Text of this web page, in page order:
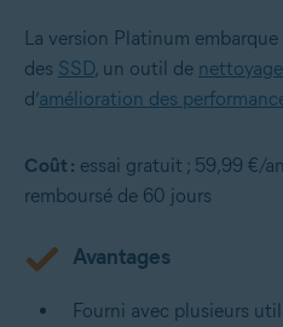
La version Platinum
des SSD, un outil de
d’amélioration des
Coût : essai gratuit ; 59,99 €/
remboursé de 60 jours
Avantages
Fourni avec plusieurs